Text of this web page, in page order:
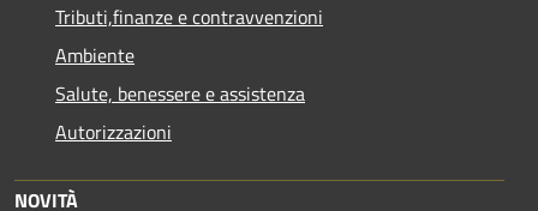
Tributi,finanze e contravvenzioni
Ambiente
Salute, benessere e assistenza
Autorizzazioni
NOVITÀ